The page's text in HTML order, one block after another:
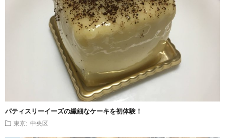
パティスリーイーズの繊細なケーキを初体験！
東京: 中央区